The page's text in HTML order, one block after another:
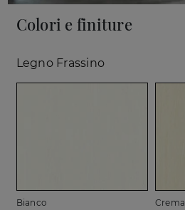
Colori e finiture
Legno Frassino
Bianco Crema